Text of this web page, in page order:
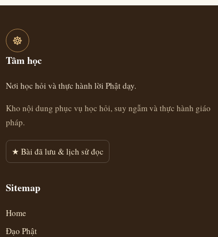
☸
Tâm học
Nơi học hỏi và thực hành lời Phật dạy.
Kho nội dung phục vụ học hỏi, suy ngẫm và thực hành giáo
pháp.
★ Bài đã lưu & lịch sử đọc
Sitemap
Home
Đạo Phật